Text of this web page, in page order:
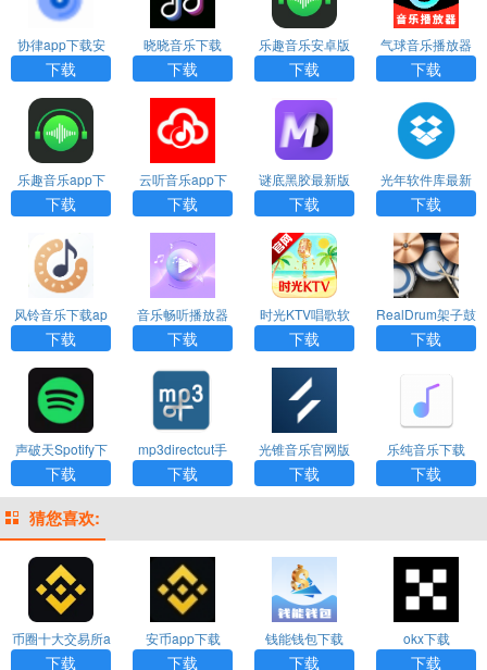
协律app下载安
装
下载
晓晓音乐下载
下载
乐趣音乐安卓版
下载
下载
气球音乐播放器
下载安装手机版
下载
乐趣音乐app下
载安装免费
下载
云听音乐app下
载安装免费
下载
谜底黑胶最新版
下载
下载
光年软件库最新
版本下载
下载
风铃音乐下载ap
p
下载
音乐畅听播放器
下载安装手机
下载
时光KTV唱歌软
件官方正版
下载
RealDrum架子鼓
下载
下载
声破天Spotify下
载最新版
下载
mp3directcut手
机版下载
下载
光锥音乐官网版
下载
下载
乐纯音乐下载
下载
猜您喜欢:
币圈十大交易所a
pp下载
下载
安币app下载
下载
钱能钱包下载
下载
okx下载
下载